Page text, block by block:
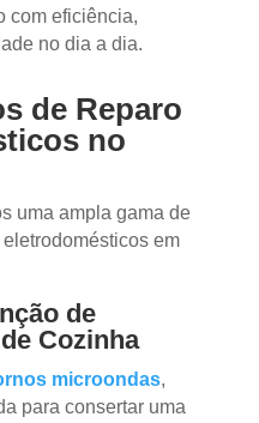
com eficiência,
no dia a dia.
de Reparo
no
uma ampla gama de
em
de
Cozinha
microondas,
para consertar uma